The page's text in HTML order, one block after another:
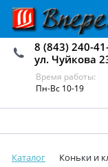
8 (843) 240-
ул. Чуйкова
Время работы:
Пн-Вс 10-19
Каталог Коньки и